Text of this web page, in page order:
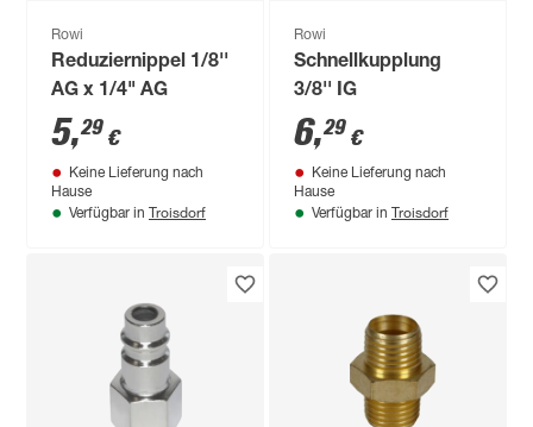
Rowi
Reduziernippel 1/8''
AG x 1/4" AG
5,29 €
Keine Lieferung nach
Hause
Verfügbar in Troisdorf
Rowi
Schnellkupplung
3/8'' IG
6,29 €
Keine Lieferung nach
Hause
Verfügbar in Troisdorf